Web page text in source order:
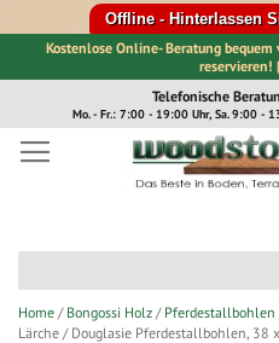
Offline - Hinterlassen
Kostenlose Online- Beratung bequem
reservieren! |
Inhalt
Telefonische
Mo. - Fr.: 7:00 - 19:00 Uhr, Sa. 9:00 -
Home Bongossi Holz
Pferdestallbohlen
Lärche / Douglasie Pferdestallbohlen,